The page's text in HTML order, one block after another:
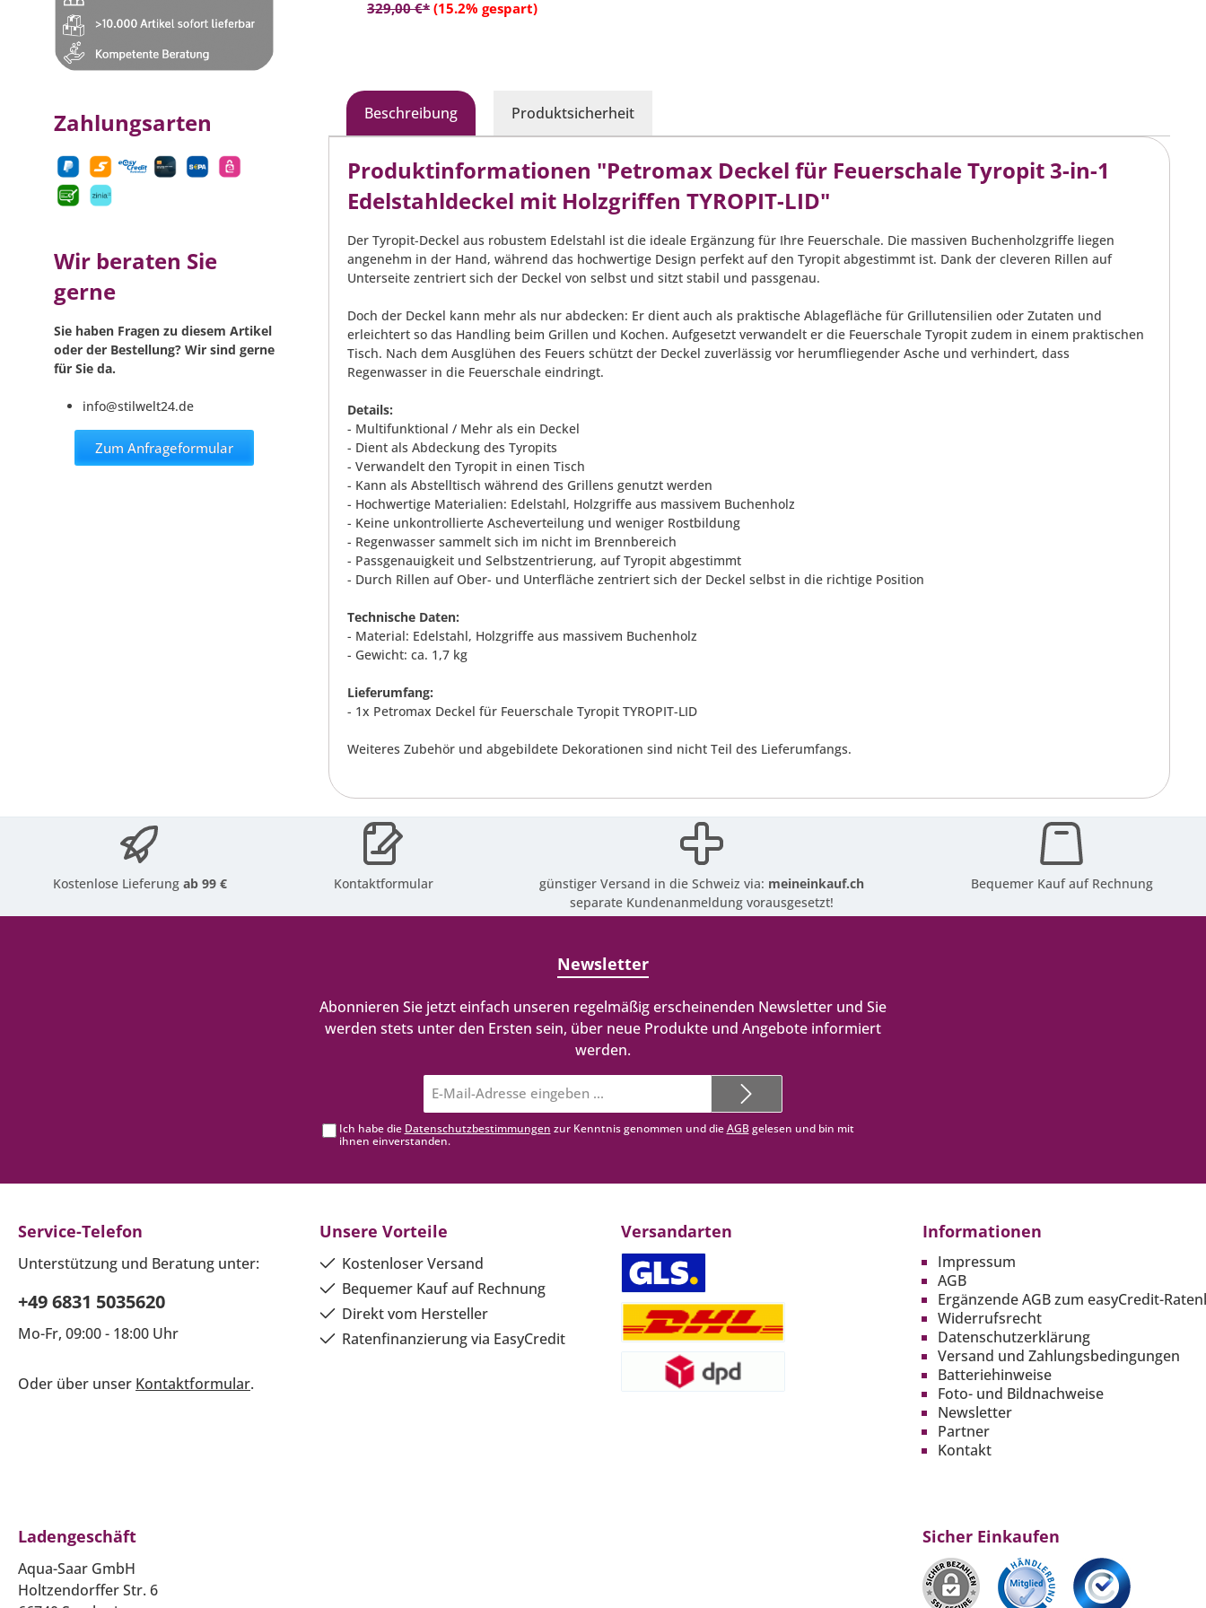
Zahlungsarten
Wir beraten Sie
gerne
Sie haben Fragen zu diesem Artikel
oder der Bestellung? Wir sind gerne
für Sie da.
info@stilwelt24.de
Zum Anfrageformular
verschiedenen Untergründen
- Maße (H x B x T): ca. 35,5 x 62,3 x
329,00 €* (15.2% gespart)
In den Warenkorb
Beschreibung Produktsicherheit
Produktinformationen "Petromax Deckel für Feuerschale Tyropit 3-in-1
Edelstahldeckel mit Holzgriffen TYROPIT-LID"
Der Tyropit-Deckel aus robustem Edelstahl ist die ideale Ergänzung für Ihre Feuerschale. Die massiven Buchenholzgriffe liegen
angenehm in der Hand, während das hochwertige Design perfekt auf den Tyropit abgestimmt ist. Dank der cleveren Rillen auf
Unterseite zentriert sich der Deckel von selbst und sitzt stabil und passgenau.
Doch der Deckel kann mehr als nur abdecken: Er dient auch als praktische Ablagefläche für Grillutensilien oder Zutaten und
erleichtert so das Handling beim Grillen und Kochen. Aufgesetzt verwandelt er die Feuerschale Tyropit zudem in einem praktischen
Tisch. Nach dem Ausglühen des Feuers schützt der Deckel zuverlässig vor herumfliegender Asche und verhindert, dass
Regenwasser in die Feuerschale eindringt.
Details:
- Multifunktional / Mehr als ein Deckel
- Dient als Abdeckung des Tyropits
- Verwandelt den Tyropit in einen Tisch
- Kann als Abstelltisch während des Grillens genutzt werden
- Hochwertige Materialien: Edelstahl, Holzgriffe aus massivem Buchenholz
- Keine unkontrollierte Ascheverteilung und weniger Rostbildung
- Regenwasser sammelt sich im nicht im Brennbereich
- Passgenauigkeit und Selbstzentrierung, auf Tyropit abgestimmt
- Durch Rillen auf Ober- und Unterfläche zentriert sich der Deckel selbst in die richtige Position
Technische Daten:
- Material: Edelstahl, Holzgriffe aus massivem Buchenholz
- Gewicht: ca. 1,7 kg
Lieferumfang:
- 1x Petromax Deckel für Feuerschale Tyropit TYROPIT-LID
Weiteres Zubehör und abgebildete Dekorationen sind nicht Teil des Lieferumfangs.
Kostenlose Lieferungab 99 € Kontaktformular günstiger Versand in die Schweiz via: meineinkauf.ch
separate Kundenanmeldung vorausgesetzt!
Bequemer Kauf auf Rechnung
Newsletter
Abonnieren Sie jetzt einfach unseren regelmäßig erscheinenden Newsletter und Sie
werden stets unter den Ersten sein, über neue Produkte und Angebote informiert
werden.
Mail-
Adresse*
Ich habe die Datenschutzbestimmungen zur Kenntnis genommen und dieAGBgelesen und bin mit
ihnen einverstanden.
Service-Telefon
Unterstützung und Beratung unter:
+49 6831 5035620
Mo-Fr, 09:00 - 18:00 Uhr
Oder über unser Kontaktformular.
Unsere Vorteile
Kostenloser Versand
Bequemer Kauf auf Rechnung
Direkt vom Hersteller
Ratenfinanzierung via EasyCredit
Versandarten Informationen
Impressum
AGB
Ergänzende AGB zum easyCredit-
Widerrufsrecht
Datenschutzerklärung
Versand und Zahlungsbedingungen
Batteriehinweise
Foto- und Bildnachweise
Newsletter
Partner
Kontakt
Ladengeschäft
Aqua-Saar GmbH
Holtzendorffer Str. 6
Sicher Einkaufen